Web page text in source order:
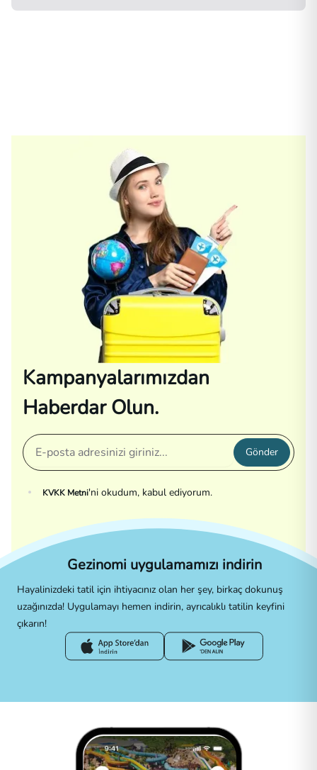
Kampanyalarımızdan
Haberdar Olun.
Gönder
KVKK Metni'ni okudum, kabul ediyorum.
Gezinomi uygulamamızı indirin
Hayalinizdeki tatil için ihtiyacınız olan her şey, birkaç dokunuş
uzağınızda! Uygulamayı hemen indirin, ayrıcalıklı tatilin keyfini
çıkarın!